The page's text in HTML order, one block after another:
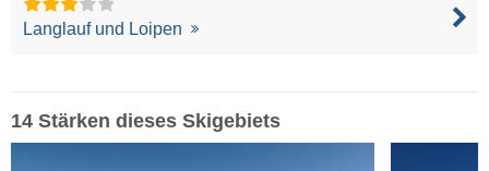
Langlauf und Loipen
14 Stärken dieses Skigebiets